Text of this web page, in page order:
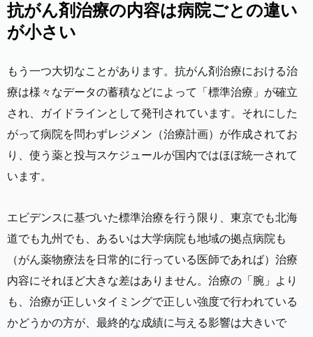
抗がん剤治療の内容は病院ごとの違い
が小さい
もう一つ大切なことがあります。抗がん剤治療における治
療は様々なデータの蓄積などによって「標準治療」が確立
され、ガイドラインとして発刊されています。それにした
がって病院を問わずレジメン（治療計画）が作成されてお
り、使う薬と投与スケジュールが国内ではほぼ統一されて
います。
エビデンスに基づいた標準治療を行う限り、東京でも北海
道でも九州でも、あるいは大学病院も地域の拠点病院も
（がん薬物療法を日常的に行っている医師であれば）治療
内容にそれほど大きな差はありません。治療の「腕」より
も、治療が正しいタイミングで正しい強度で行われている
かどうかの方が、最終的な成績に与える影響は大きいで